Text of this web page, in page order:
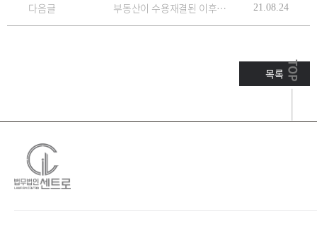
다음글 부동산이 수용재결된 이후에도 임차인이 점유하고 있는 경우, 임대인인 부동산의 전 소유자에게는 위 부동산에 대한 간접점유가 인정되지 않고, 임차인으로부터 부동산을 인도? 21.08.24
목록 TOP